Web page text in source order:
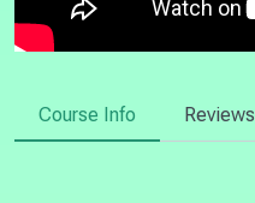
Course Info Reviews